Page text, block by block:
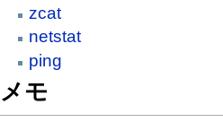
zcat
netstat
ping
メモ